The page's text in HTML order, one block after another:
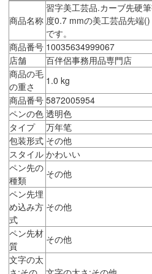
商品名称
習字美工芸品.カーブ先硬
度0.7 mmの美工芸品先端
です。
商品番号 10035634999067
店舗
百伴侶事務用品専門店
商品の毛
の重さ
1.0 kg
商品番号 5872005954
ペンの色 透明色
タイプ
万年笔
包装形式 その他
スタイル かわいい
ペン先の
種類
その他
ペン先埋
め込み方
式
その他
ペン先材
質
その他
文字の太